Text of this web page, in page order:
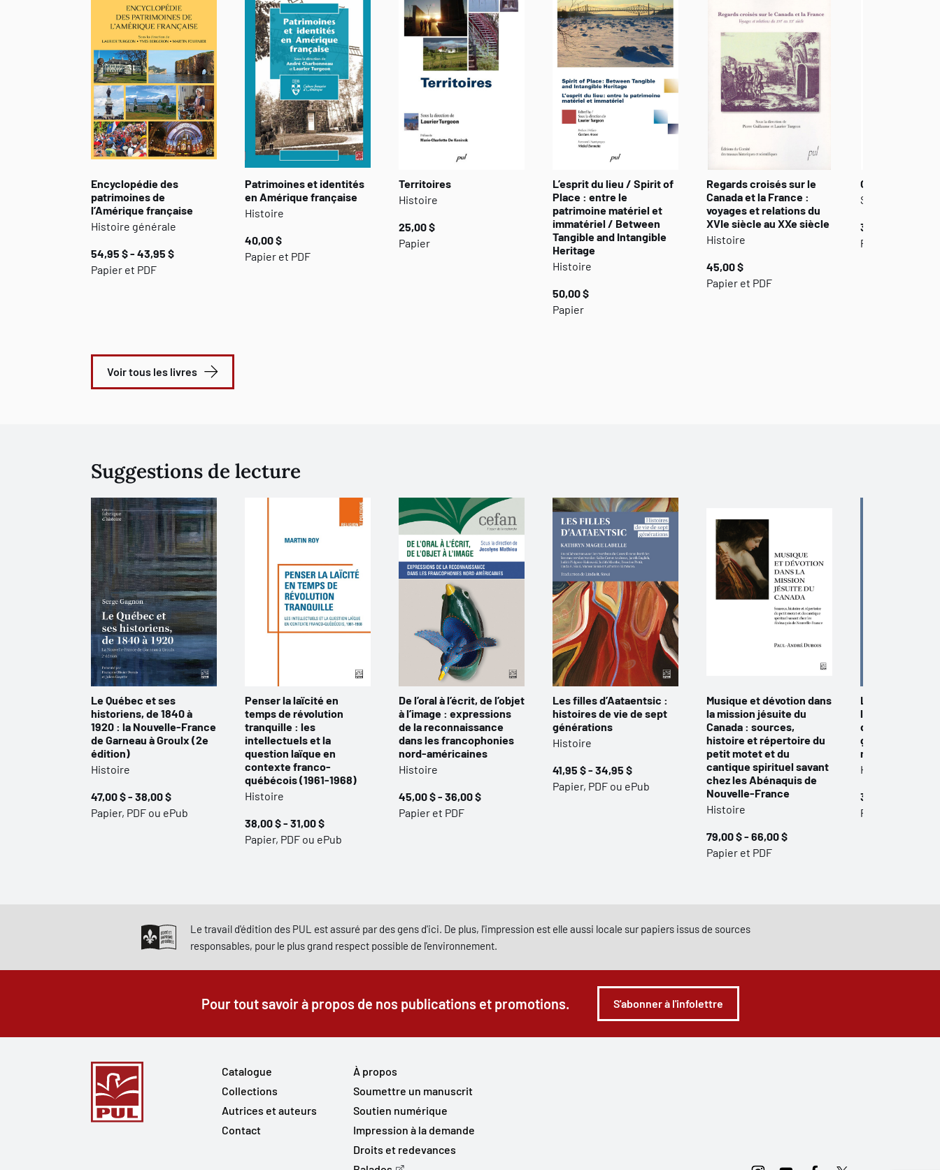
espaces de contacts. Loin de constituer un simple lieu de croisements et de rencontres heureuses,
l'espace de contact est un champ de tension qui met en œuvre des négociations, des stratégies
d'appropriation et des postures de résistance. Par les échanges et les mélanges qu'il engendre,
l'espace de contact devient « un espace du métissage ». Ce livre propose l'étude de cinq objets jugés
traditionnellement sensibles à la patrimonialisation : l'archive, l'objet matériel, le sol, le paysage et la
cuisine. Tout en proposant une incursion dans ces « entre-lieux » de la culture où prennent forme et
force les patrimoines métissés, il met aussi en garde contre une esthétique de l'hétérogène qui tend
à patrimonialiser le métissage et à l'ériger en une idéologie au service de la mondialisation.
Encyclopédie des
patrimoines de
l’Amérique française
Histoire générale
54,95 $ - 43,95 $
Papier et PDF
Patrimoines et identités
en Amérique française
Histoire
40,00 $
Papier et PDF
Territoires
Histoire
25,00 $
Papier
L’esprit du lieu / Spirit of
Place : entre le
patrimoine matériel et
immatériel / Between
Tangible and Intangible
Heritage
Histoire
50,00 $
Papier
Regards croisés sur le
Canada et la France :
voyages et relations du
XVIe siècle au XXe siècle
Histoire
45,00 $
Papier et PDF
Objets et
Sociologie
30,00 $
Papier
Voir tous les livres
Suggestions de lecture
Le Québec et ses
historiens, de 1840 à
1920 : la Nouvelle-France
de Garneau à Groulx (2e
édition)
Histoire
47,00 $ - 38,00 $
Papier, PDF ou ePub
Penser la laïcité en
temps de révolution
tranquille : les
intellectuels et la
question laïque en
contexte franco-
québécois (1961-1968)
Histoire
38,00 $ - 31,00 $
Papier, PDF ou ePub
De l’oral à l’écrit, de l’objet
à l’image : expressions
de la reconnaissance
dans les francophonies
nord-américaines
Histoire
45,00 $ - 36,00 $
Papier et PDF
Les filles d’Aataentsic :
histoires de vie de sept
générations
Histoire
41,95 $ - 34,95 $
Papier, PDF ou ePub
Musique et dévotion dans
la mission jésuite du
Canada : sources,
histoire et répertoire du
petit motet et du
cantique spirituel savant
chez les Abénaquis de
Nouvelle-France
Histoire
79,00 $ - 66,00 $
Papier et PDF
La
l’Atlantique. La
de l’histoire
grecques aux
modernes
Histoire
35,00 $ - 29,00
Papier et PDF
Le travail d'édition des PUL est assuré par des gens d'ici. De plus, l'impression est elle aussi locale sur papiers issus de sources
responsables, pour le plus grand respect possible de l'environnement.
Pour tout savoir à propos de nos publications et promotions. S'abonner à l'infolettre
Catalogue
Collections
Autrices et auteurs
Contact
À propos
Soumettre un manuscrit
Soutien numérique
Impression à la demande
Droits et redevances